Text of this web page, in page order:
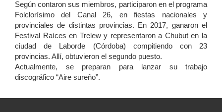
Según contaron sus miembros, participaron en el programa
Folclorísimo del Canal 26, en fiestas nacionales y
provinciales de distintas provincias. En 2017, ganaron el
Festival Raíces en Trelew y representaron a Chubut en la
ciudad de Laborde (Córdoba) compitiendo con 23
provincias. Allí, obtuvieron el segundo puesto.
Actualmente, se preparan para lanzar su trabajo
discográfico “Aire sureño”.